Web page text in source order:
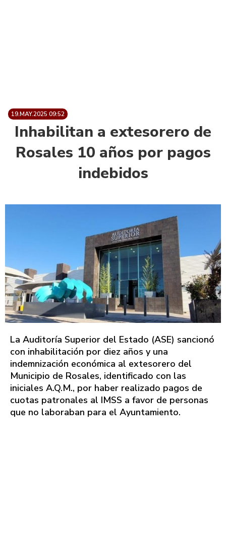
19.MAY.2025 09:52
Inhabilitan a extesorero de
Rosales 10 años por pagos
indebidos
La Auditoría Superior del Estado (ASE) sancionó
con inhabilitación por diez años y una
indemnización económica al extesorero del
Municipio de Rosales, identificado con las
iniciales A.Q.M., por haber realizado pagos de
cuotas patronales al IMSS a favor de personas
que no laboraban para el Ayuntamiento.